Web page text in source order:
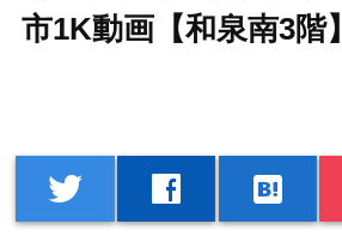
市1K動画【和泉南3階】
twitter facebook hatenabookmark